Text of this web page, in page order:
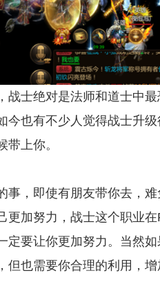
士绝对是法师和道士中最
今也有不少人觉得战士升
上你。
，即使有朋友带你去，难
更加努力，战士这个职业
要让你更加努力。当然
也需要你合理的利用，增